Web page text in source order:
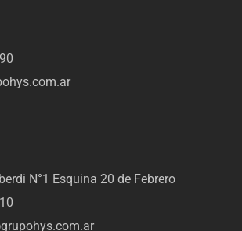
N°1 Esquina 20 de Febrero